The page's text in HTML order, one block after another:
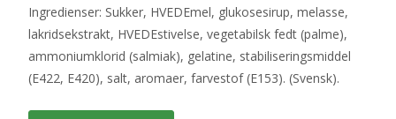
Ingredienser: Sukker, HVEDEmel, glukosesirup, melasse,
lakridsekstrakt, HVEDEstivelse, vegetabilsk fedt (palme),
ammoniumklorid (salmiak), gelatine, stabiliseringsmiddel
(E422, E420), salt, aromaer, farvestof (E153). (Svensk).